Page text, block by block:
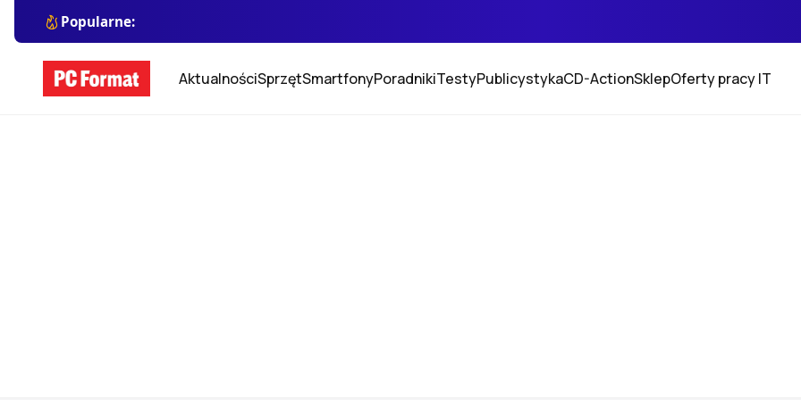
Popularne:
AktualnościSprzętSmartfonyPoradnikiTestyPublicystykaCD-ActionSklepOferty pracy IT